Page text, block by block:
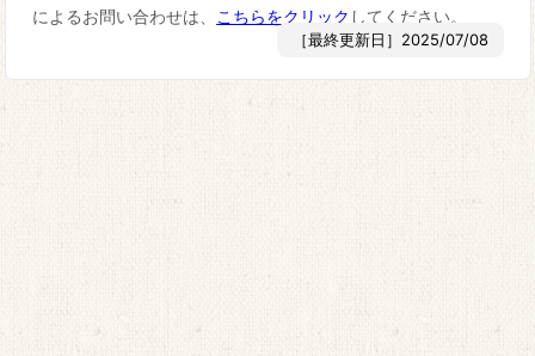
によるお問い合わせは、
こちらをクリック してください。
［最終更新日］2025/07/08